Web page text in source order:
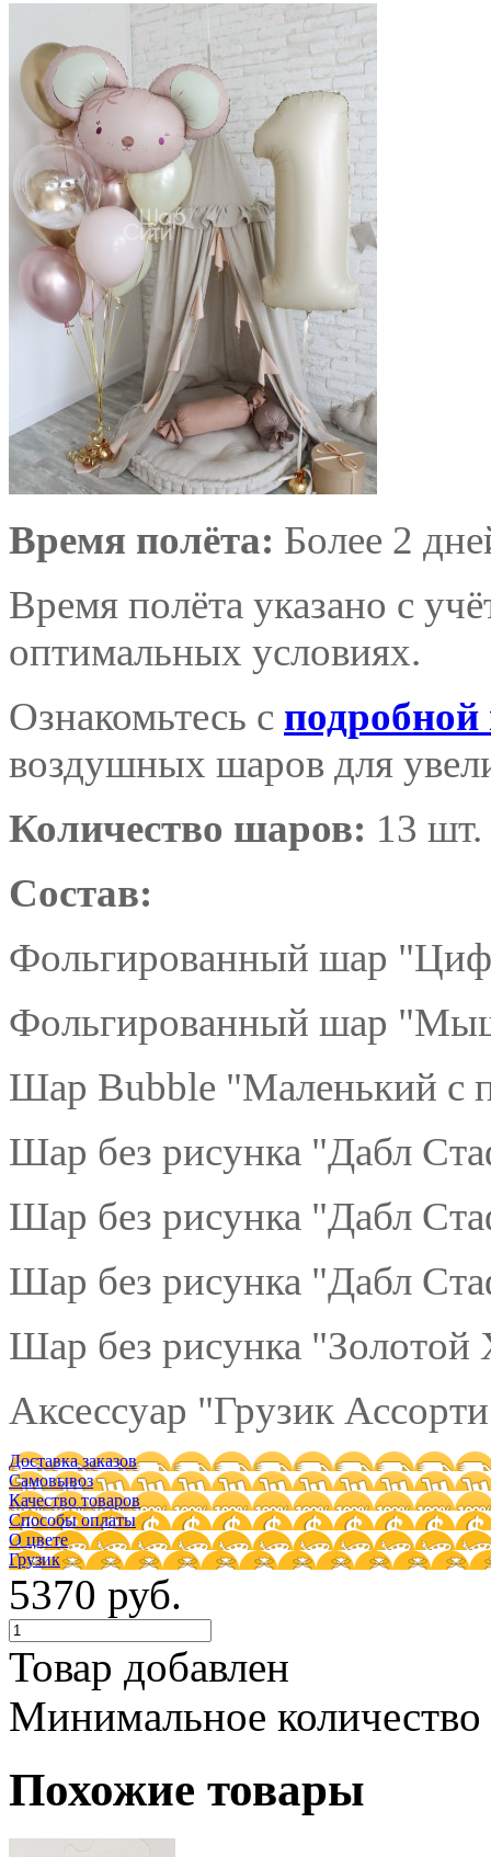
Время полёта: Более 2
Время полёта указано с
оптимальных условиях.
Ознакомьтесь с
воздушных шаров для
Количество шаров: 13 шт.
Состав:
Фольгированный шар
Фольгированный шар
Шар Bubble "Маленький с
Шар без рисунка "Дабл
Шар без рисунка "Дабл
Шар без рисунка "Дабл
Шар без рисунка
Аксессуар "Грузик
Доставка заказов
Самовывоз
Качество товаров
Способы оплаты
О цвете
Грузик
5370 руб.
Товар добавлен
Минимальное
Похожие товары